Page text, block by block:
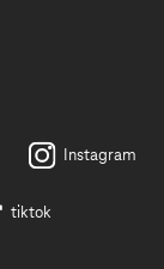
Instagram
tiktok